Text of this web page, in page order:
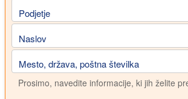
Podjetje
Naslov
Mesto, država, poštna številka
Prosimo, navedite informacije, ki jih želite